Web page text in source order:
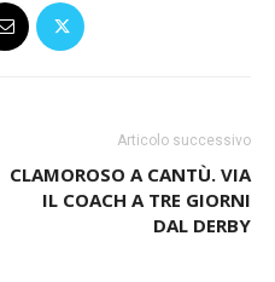
Articolo successivo
CLAMOROSO A CANTÙ. VIA
IL COACH A TRE GIORNI
DAL DERBY